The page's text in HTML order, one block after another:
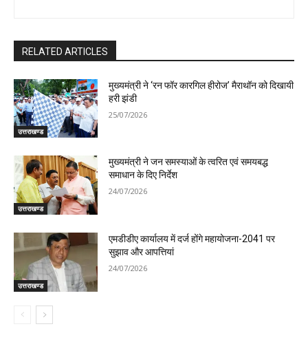
RELATED ARTICLES
उत्तराखण्ड
मुख्यमंत्री ने ‘रन फॉर कारगिल हीरोज’ मैराथॉन को दिखायी
हरी झंडी
25/07/2026
उत्तराखण्ड
मुख्यमंत्री ने जन समस्याओं के त्वरित एवं समयबद्ध
समाधान के दिए निर्देश
24/07/2026
उत्तराखण्ड
एमडीडीए कार्यालय में दर्ज होंगे महायोजना-2041 पर
सुझाव और आपत्तियां
24/07/2026